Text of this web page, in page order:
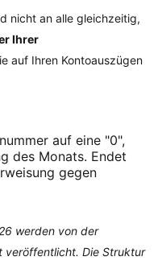
nicht an alle gleichzeitig,
Ihrer
auf Ihren Kontoauszügen
auf eine "0",
des Monats. Endet
gegen
werden von der
veröffentlicht. Die Struktur